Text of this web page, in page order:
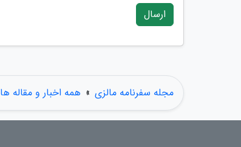
ارسال
مجله سفرنامه مالزی » همه اخبار و مقاله ها